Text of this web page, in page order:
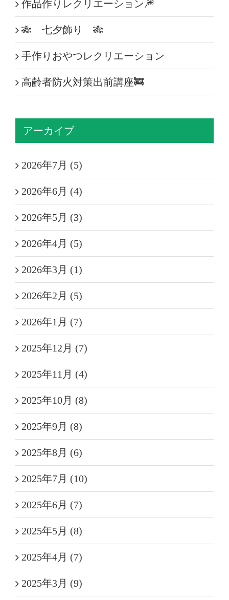
作品作りレクリエーション🎆
🎋 七夕飾り 🎋
手作りおやつレクリエーション
高齢者防火対策出前講座🚒
アーカイブ
2026年7月 (5)
2026年6月 (4)
2026年5月 (3)
2026年4月 (5)
2026年3月 (1)
2026年2月 (5)
2026年1月 (7)
2025年12月 (7)
2025年11月 (4)
2025年10月 (8)
2025年9月 (8)
2025年8月 (6)
2025年7月 (10)
2025年6月 (7)
2025年5月 (8)
2025年4月 (7)
2025年3月 (9)